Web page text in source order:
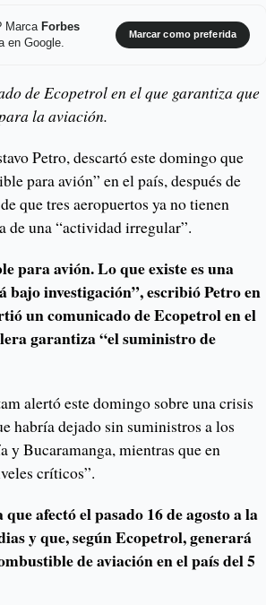
Marca Forbes
en Google.
Marcar como preferida
de Ecopetrol en el que garantiza que
la aviación.
Petro, descartó este domingo que
para avión” en el país, después de
que tres aeropuertos ya no tienen
de una “actividad irregular”.
para avión. Lo que existe es una
investigación”, escribió Petro en
un comunicado de Ecopetrol en el
garantiza “el suministro de
alertó este domingo sobre una crisis
habría dejado sin suministros a los
y Bucaramanga, mientras que en
críticos”.
afectó el pasado 16 de agosto a la
y que, según Ecopetrol, generará
de aviación en el país del 5